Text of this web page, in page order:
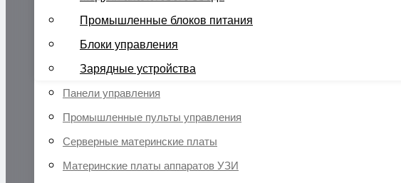
Промышленные блоков питания
Блоки управления
Зарядные устройства
Панели управления
Промышленные пульты управления
Серверные материнские платы
Материнские платы аппаратов УЗИ